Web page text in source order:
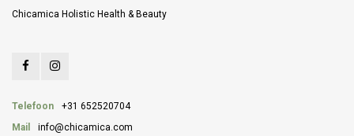
Chicamica Holistic Health & Beauty
Telefoon
+31 652520704
Mail
info@chicamica.com